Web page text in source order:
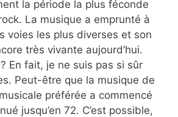
la période la plus féconde
La musique a emprunté à
voies les plus diverses et son
très vivante aujourd’hui.
En fait, je ne suis pas si sûr
Peut-être que la musique de
préférée a commencé
jusqu’en 72. C’est possible,